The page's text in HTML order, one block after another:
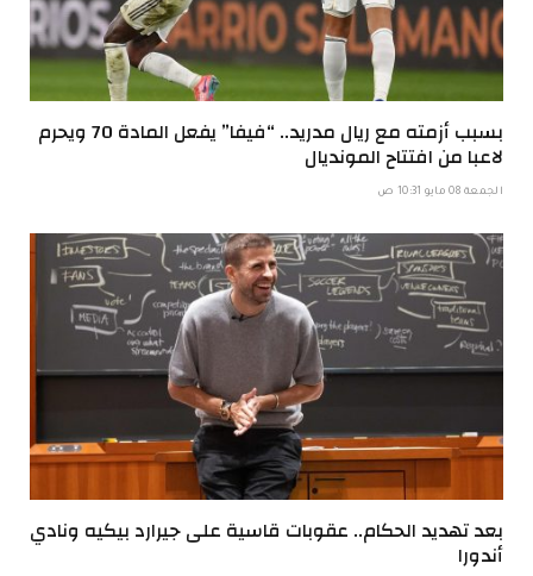
بسبب أزمته مع ريال مدريد.. “فيفا” يفعل المادة 70 ويحرم
لاعبا من افتتاح المونديال
الجمعة 08 مايو 10:31 ص
بعد تهديد الحكام.. عقوبات قاسية على جيرارد بيكيه ونادي
أندورا